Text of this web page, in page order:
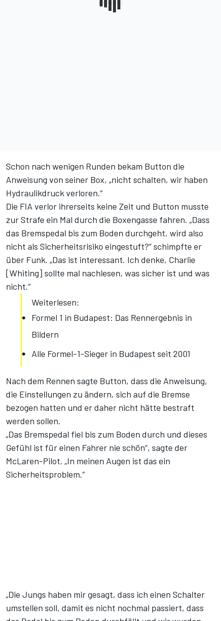
Schon nach wenigen Runden bekam Button die
Anweisung von seiner Box, „nicht schalten, wir haben
Hydraulikdruck verloren.“
Die FIA verlor ihrerseits keine Zeit und Button musste
zur Strafe ein Mal durch die Boxengasse fahren. „Dass
das Bremspedal bis zum Boden durchgeht, wird also
nicht als Sicherheitsrisiko eingestuft?“ schimpfte er
über Funk. „Das ist interessant. Ich denke, Charlie
[Whiting] sollte mal nachlesen, was sicher ist und was
nicht.“
Weiterlesen:
Formel 1 in Budapest: Das Rennergebnis in
Bildern
Alle Formel-1-Sieger in Budapest seit 2001
Nach dem Rennen sagte Button, dass die Anweisung,
die Einstellungen zu ändern, sich auf die Bremse
bezogen hatten und er daher nicht hätte bestraft
werden sollen.
„Das Bremspedal fiel bis zum Boden durch und dieses
Gefühl ist für einen Fahrer nie schön“, sagte der
McLaren-Pilot. „In meinen Augen ist das ein
Sicherheitsproblem.“
„Die Jungs haben mir gesagt, dass ich einen Schalter
umstellen soll, damit es nicht nochmal passiert, dass